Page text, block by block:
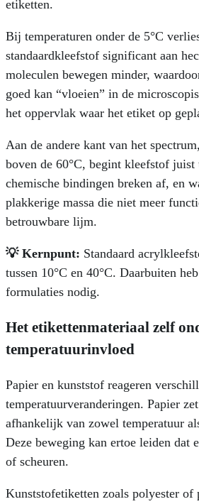
etiketten.
Bij temperaturen onder de 5°C
standaardkleefstof significant aan
moleculen bewegen minder,
goed kan “vloeien” in de
het oppervlak waar het etiket op
Aan de andere kant van het
boven de 60°C, begint kleefstof juist
chemische bindingen breken af, en
plakkerige massa die niet meer
betrouwbare lijm.
💡 Kernpunt: Standaard
tussen 10°C en 40°C. Daarbuiten
formulaties nodig.
Het etikettenmateriaal zelf
temperatuurinvloed
Papier en kunststof reageren
temperatuurveranderingen. Papier
afhankelijk van zowel temperatuur
Deze beweging kan ertoe leiden dat
of scheuren.
Kunststofetiketten zoals polyester